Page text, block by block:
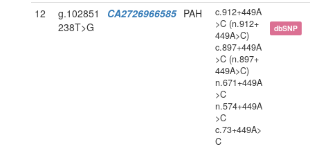
12
g.102851
238T>G
CA2726966585 PAH
c.912+449A
>C (n.912+
449A>C)
c.897+449A
>C (n.897+
449A>C)
n.671+449A
>C
n.574+449A
>C
c.73+449A>
C
dbSNP